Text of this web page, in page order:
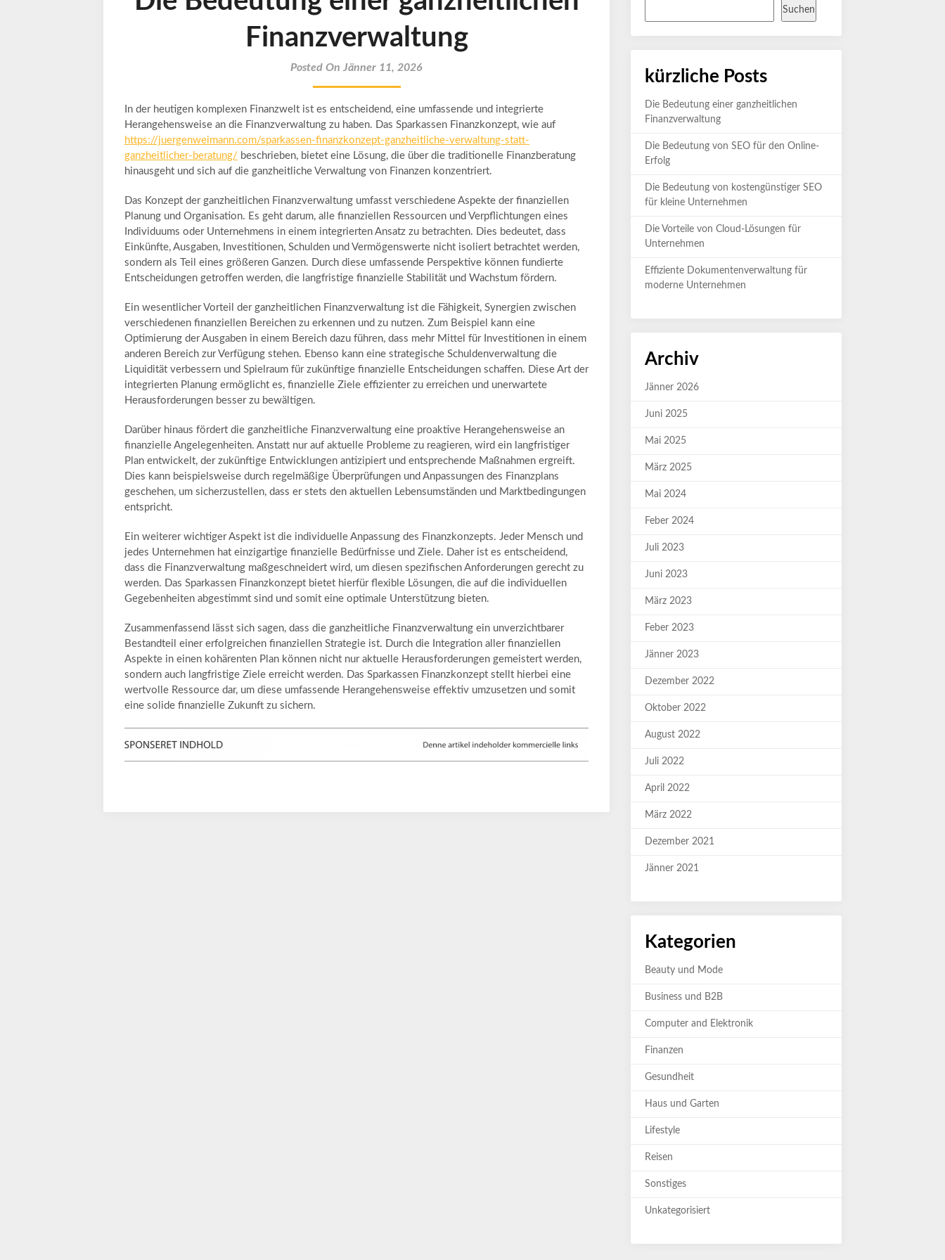
Finanzverwaltung
Posted On Jänner 11, 2026
In der heutigen komplexen Finanzwelt ist es entscheidend, eine umfassende und integrierte
Herangehensweise an die Finanzverwaltung zu haben. Das Sparkassen Finanzkonzept, wie auf
https://juergenweimann.com/sparkassen-finanzkonzept-ganzheitliche-verwaltung-statt-
ganzheitlicher-beratung/ beschrieben, bietet eine Lösung, die über die traditionelle Finanzberatung
hinausgeht und sich auf die ganzheitliche Verwaltung von Finanzen konzentriert.
Das Konzept der ganzheitlichen Finanzverwaltung umfasst verschiedene Aspekte der finanziellen
Planung und Organisation. Es geht darum, alle finanziellen Ressourcen und Verpflichtungen eines
Individuums oder Unternehmens in einem integrierten Ansatz zu betrachten. Dies bedeutet, dass
Einkünfte, Ausgaben, Investitionen, Schulden und Vermögenswerte nicht isoliert betrachtet werden,
sondern als Teil eines größeren Ganzen. Durch diese umfassende Perspektive können fundierte
Entscheidungen getroffen werden, die langfristige finanzielle Stabilität und Wachstum fördern.
Ein wesentlicher Vorteil der ganzheitlichen Finanzverwaltung ist die Fähigkeit, Synergien zwischen
verschiedenen finanziellen Bereichen zu erkennen und zu nutzen. Zum Beispiel kann eine
Optimierung der Ausgaben in einem Bereich dazu führen, dass mehr Mittel für Investitionen in einem
anderen Bereich zur Verfügung stehen. Ebenso kann eine strategische Schuldenverwaltung die
Liquidität verbessern und Spielraum für zukünftige finanzielle Entscheidungen schaffen. Diese Art der
integrierten Planung ermöglicht es, finanzielle Ziele effizienter zu erreichen und unerwartete
Herausforderungen besser zu bewältigen.
Darüber hinaus fördert die ganzheitliche Finanzverwaltung eine proaktive Herangehensweise an
finanzielle Angelegenheiten. Anstatt nur auf aktuelle Probleme zu reagieren, wird ein langfristiger
Plan entwickelt, der zukünftige Entwicklungen antizipiert und entsprechende Maßnahmen ergreift.
Dies kann beispielsweise durch regelmäßige Überprüfungen und Anpassungen des Finanzplans
geschehen, um sicherzustellen, dass er stets den aktuellen Lebensumständen und Marktbedingungen
entspricht.
Ein weiterer wichtiger Aspekt ist die individuelle Anpassung des Finanzkonzepts. Jeder Mensch und
jedes Unternehmen hat einzigartige finanzielle Bedürfnisse und Ziele. Daher ist es entscheidend,
dass die Finanzverwaltung maßgeschneidert wird, um diesen spezifischen Anforderungen gerecht zu
werden. Das Sparkassen Finanzkonzept bietet hierfür flexible Lösungen, die auf die individuellen
Gegebenheiten abgestimmt sind und somit eine optimale Unterstützung bieten.
Zusammenfassend lässt sich sagen, dass die ganzheitliche Finanzverwaltung ein unverzichtbarer
Bestandteil einer erfolgreichen finanziellen Strategie ist. Durch die Integration aller finanziellen
Aspekte in einen kohärenten Plan können nicht nur aktuelle Herausforderungen gemeistert werden,
sondern auch langfristige Ziele erreicht werden. Das Sparkassen Finanzkonzept stellt hierbei eine
wertvolle Ressource dar, um diese umfassende Herangehensweise effektiv umzusetzen und somit
eine solide finanzielle Zukunft zu sichern.
Suchen
kürzliche Posts
Die Bedeutung einer ganzheitlichen
Finanzverwaltung
Die Bedeutung von SEO für den Online-
Erfolg
Die Bedeutung von kostengünstiger SEO
für kleine Unternehmen
Die Vorteile von Cloud-Lösungen für
Unternehmen
Effiziente Dokumentenverwaltung für
moderne Unternehmen
Archiv
Jänner 2026
Juni 2025
Mai 2025
März 2025
Mai 2024
Feber 2024
Juli 2023
Juni 2023
März 2023
Feber 2023
Jänner 2023
Dezember 2022
Oktober 2022
August 2022
Juli 2022
April 2022
März 2022
Dezember 2021
Jänner 2021
Kategorien
Beauty und Mode
Business und B2B
Computer and Elektronik
Finanzen
Gesundheit
Haus und Garten
Lifestyle
Reisen
Sonstiges
Unkategorisiert